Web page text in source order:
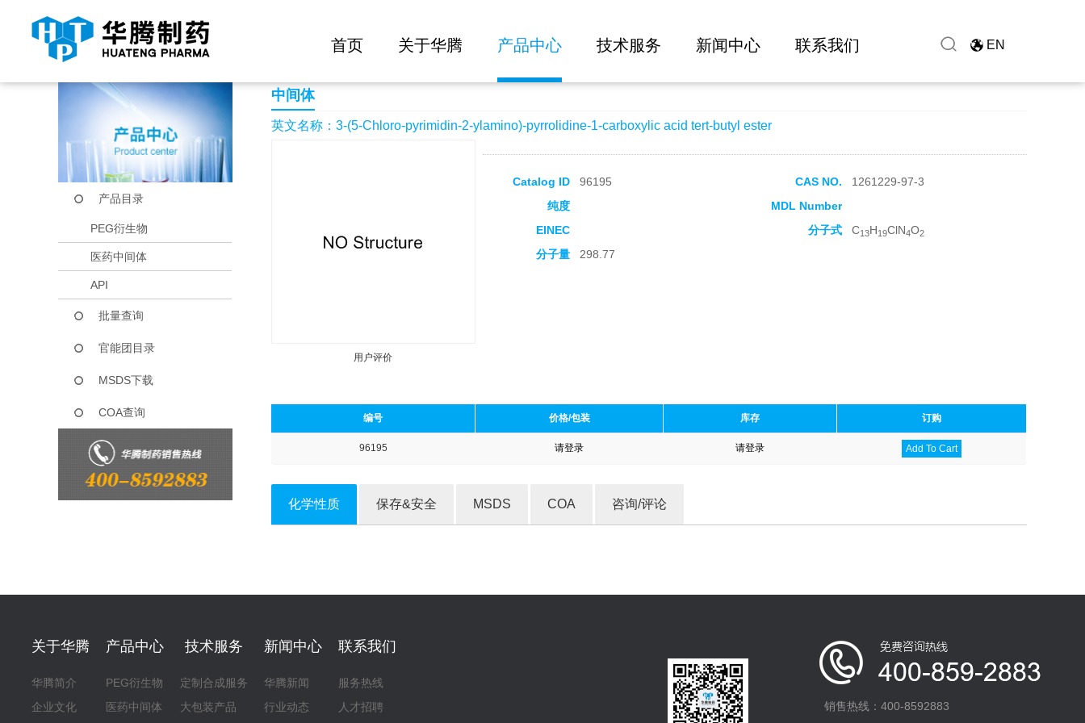
首页 关于华腾 产品中心 技术服务 新闻中心 联系我们 EN
当前位置： 首页 产品中心 3-(5-Chloro-pyrimidin-2-ylamino)-pyrrolidine-1-carboxylic acid tert-butyl ester
产品目录
PEG衍生物
医药中间体
API
批量查询
官能团目录
MSDS下载
COA查询
中间体
英文名称：3-(5-Chloro-pyrimidin-2-ylamino)-pyrrolidine-1-carboxylic acid tert-butyl ester
用户评价
Catalog ID 96195 CAS NO.
1261229-97-3
纯度
MDL Number
EINEC
分子式 C13H19ClN4O2
分子量 298.77
编号 价格/包装 库存 订购
96195 请登录 请登录 Add To Cart
化学性质 保存&安全 MSDS COA 咨询/评论
关于华腾
华腾简介
企业文化
产品中心
PEG衍生物
医药中间体
技术服务
定制合成服务
大包装产品
新闻中心
华腾新闻
行业动态
联系我们
服务热线
人才招聘
销售热线：400-8592883